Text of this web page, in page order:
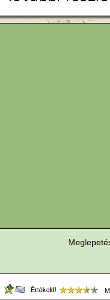
Értékeld!